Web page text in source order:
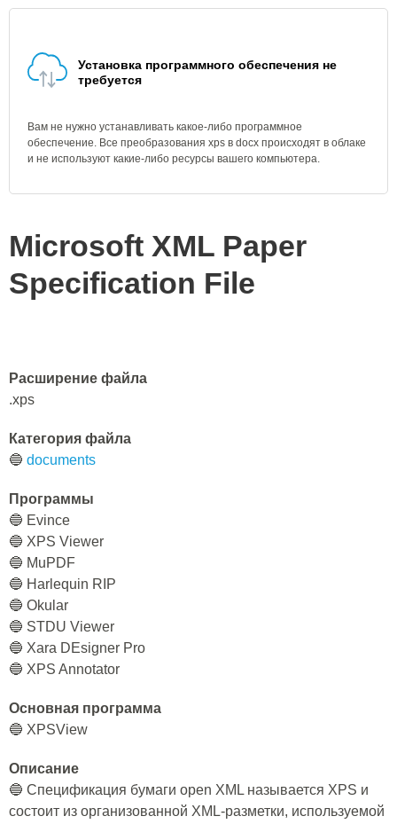
Установка программного обеспечения не
требуется
Вам не нужно устанавливать какое-либо программное
обеспечение. Все преобразования xps в docx происходят в облаке
и не используют какие-либо ресурсы вашего компьютера.
Microsoft XML Paper
Specification File
Расширение файла
.xps
Категория файла
🔵 documents
Программы
🔵 Evince
🔵 XPS Viewer
🔵 MuPDF
🔵 Harlequin RIP
🔵 Okular
🔵 STDU Viewer
🔵 Xara DEsigner Pro
🔵 XPS Annotator
Основная программа
🔵 XPSView
Описание
🔵 Спецификация бумаги open XML называется XPS и
состоит из организованной XML-разметки, используемой